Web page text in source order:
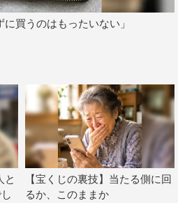
買うのはもったいない」
と
【宝くじの裏技】当たる側に回
るか、このままか